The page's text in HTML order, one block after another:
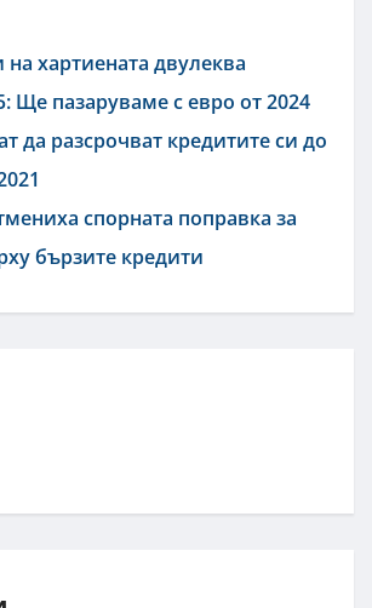
хартиената двулеква
Ще пазаруваме с евро от 2024
да разсрочват кредитите си до
спорната поправка за
бързите кредити